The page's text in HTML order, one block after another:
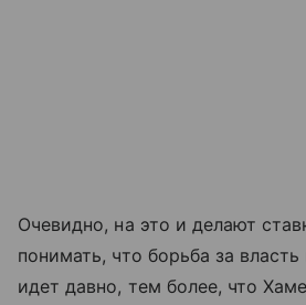
Очевидно, на это и делают
понимать, что борьба за
идет давно, тем более, что